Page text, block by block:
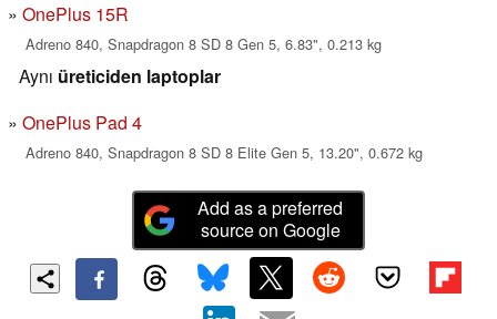
OnePlus 15R
Adreno 840, Snapdragon 8 SD 8 Gen 5, 6.83", 0.213 kg
Aynı üreticiden laptoplar
OnePlus Pad 4
Adreno 840, Snapdragon 8 SD 8 Elite Gen 5, 13.20", 0.672 kg
Add as a preferred
source on Google